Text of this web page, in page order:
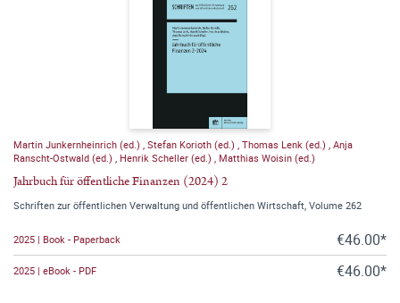
Martin Junkernheinrich (ed.) Stefan Korioth (ed.) Thomas Lenk (ed.) Anja
Ranscht-Ostwald (ed.)
Henrik Scheller (ed.) Matthias Woisin (ed.)
Jahrbuch für öffentliche Finanzen (2024) 2
Schriften zur öffentlichen Verwaltung und öffentlichen Wirtschaft, Volume 262
2025 | Book - Paperback €46.00*
2025 | eBook - PDF €46.00*